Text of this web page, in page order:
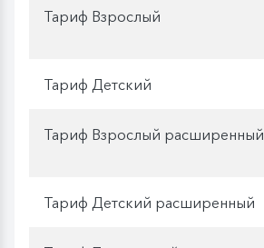
Тариф Взрослый
Тариф Детский
Тариф Взрослый расширенный
Тариф Детский расширенный